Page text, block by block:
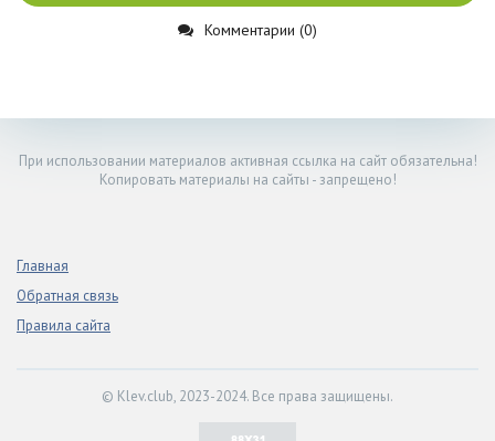
Комментарии (0)
При использовании материалов активная ссылка на сайт обязательна!
Копировать материалы на сайты - запрещено!
Главная
Обратная связь
Правила сайта
© Klev.club, 2023-2024. Все права защищены.